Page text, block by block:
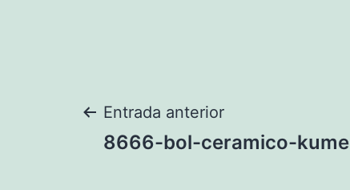
Navegación
Entrada anterior
8666-bol-ceramico-kume